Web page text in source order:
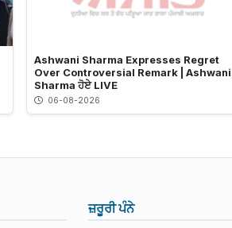
Ashwani Sharma Expresses Regret
Over Controversial Remark | Ashwani
Sharma ਹੋਏ LIVE
06-08-2026
ਜ਼ਰੂਰੀ ਪੰਨੇ